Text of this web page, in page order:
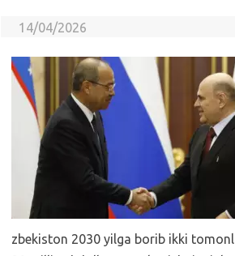
14/04/2026
zbekiston 2030 yilga borib ikki